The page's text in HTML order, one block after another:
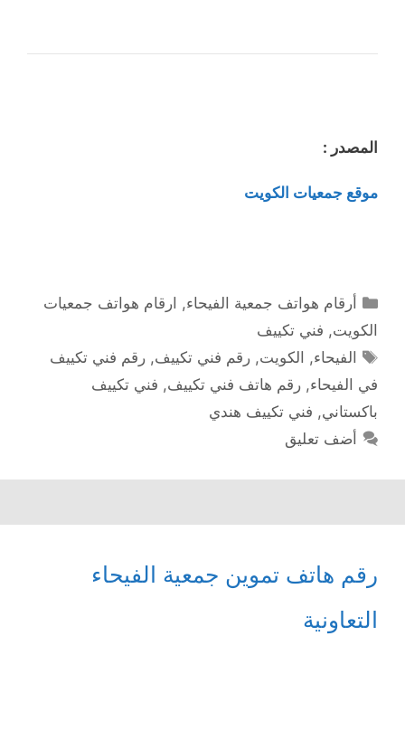
المصدر :
موقع جمعيات الكويت
التصنيفات
أرقام هواتف جمعية الفيحاء, ارقام هواتف جمعيات
الكويت, فني تكييف
الوسوم
الفيحاء, الكويت,رقم فني تكييف,رقم فني تكييف
في الفيحاء, رقم هاتف فني تكييف, فني تكييف
باكستاني, فني تكييف هندي
أضف تعليق
رقم هاتف تموين جمعية الفيحاء
التعاونية